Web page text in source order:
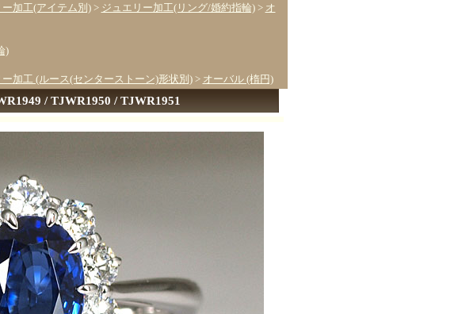
ー加工(アイテム別)> ジュエリー加工(リング/婚約指輪)> オ
)
ー加工 (ルース(センターストーン)形状別)> オーバル (楕円)
/ TJWR1950 / TJWR1951